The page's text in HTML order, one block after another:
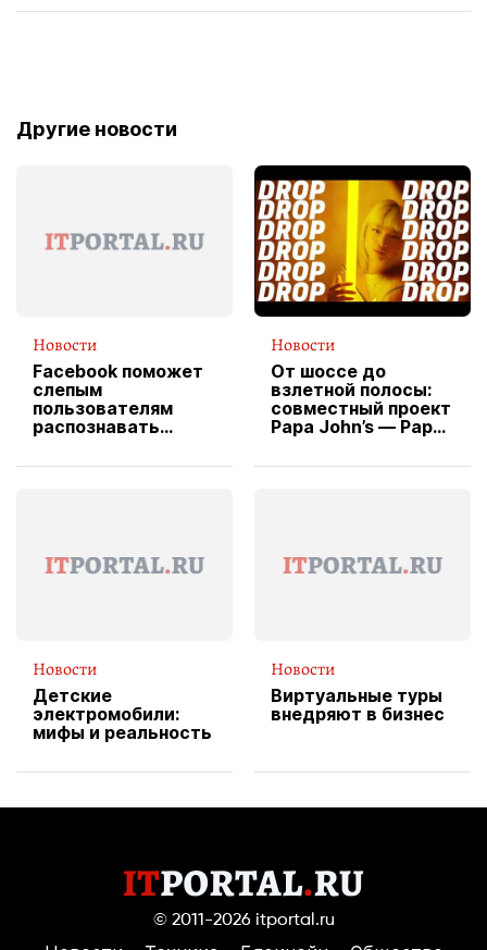
Другие новости
Новости
Facebook поможет
слепым
пользователям
распознавать
Новости
От шоссе до
взлетной полосы:
совместный проект
Papa John’s — Papa
вводит
Новости
Детские
электромобили:
мифы и реальность
Новости
Виртуальные туры
внедряют в бизнес
© 2011-2026 itportal.ru